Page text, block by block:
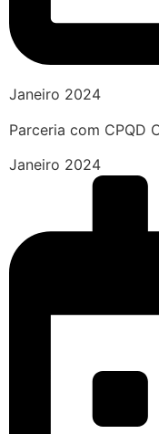
Janeiro 2024
Parceria com CPQD
Janeiro 2024